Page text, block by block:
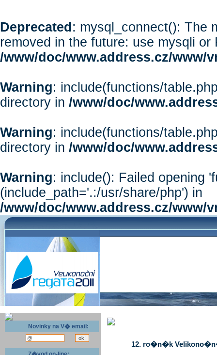
Deprecated : mysql_connect(): The
removed in the future: use mysqli or
/www/doc/www.address.cz/www/
Warning: include(functions/
directory in /www/doc/
Warning: include(functions/
directory in /www/doc/
Warning: include(): Failed opening
(include_path='.:/usr/share/php') in
/www/doc/www.address.cz/www/
Novinky na V� email:
12. ro�n�k